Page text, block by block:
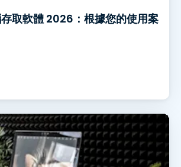
取軟體 2026：根據您的使用案